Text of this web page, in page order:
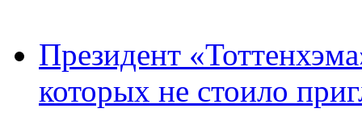
Президент
которых не стоило